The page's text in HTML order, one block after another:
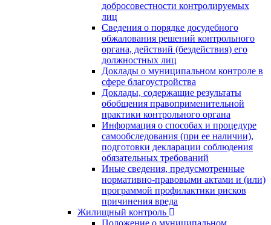
добросовестности контролируемых
лиц
Сведения о порядке досудебного
обжалования решений контрольного
органа, действий (бездействия) его
должностных лиц
Доклады о муниципальном контроле в
сфере благоустройства
Доклады, содержащие результаты
обобщения правоприменительной
практики контрольного органа
Информация о способах и процедуре
самообследования (при ее наличии),
подготовки декларации соблюдения
обязательных требований
Иные сведения, предусмотренные
нормативно-правовыми актами и (или)
программой профилактики рисков
причинения вреда
Жилищный контроль
Положение о муниципальном